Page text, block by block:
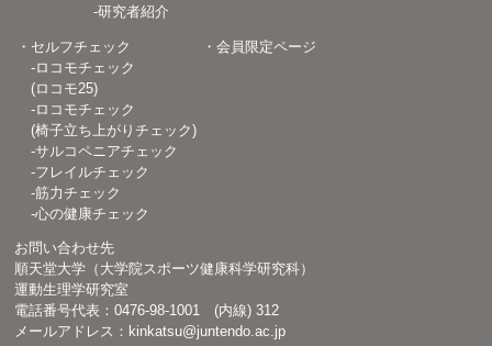
-研究者紹介
・セルフチェック
-ロコモチェック
(ロコモ25)
-ロコモチェック
(椅子立ち上がりチェック)
-サルコペニアチェック
-フレイルチェック
-筋力チェック
-心の健康チェック
・会員限定ページ
お問い合わせ先
順天堂大学（大学院スポーツ健康科学研究科）
運動生理学研究室
電話番号代表：0476-98-1001 (内線) 312
メールアドレス：kinkatsu@juntendo.ac.jp